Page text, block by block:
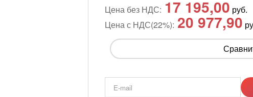
Цена без НДС: 17 195,00 руб.
Цена с НДС(22%): 20 977,90